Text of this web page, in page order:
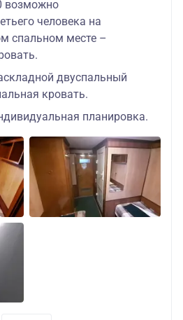
возможно
человека на
спальном месте –
двуспальный
кровать.
планировка.